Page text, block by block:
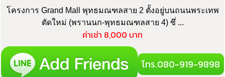
โครงการ Grand Mall พุทธมณฑลสาย 2 ตั้งอยู่บนถนนพระเทพ
ตัดใหม่ (พรานนก-พุทธมณฑลสาย 4) ซึ่ ...
ค่าเช่า 8,000 บาท
โทร.080-919-9898